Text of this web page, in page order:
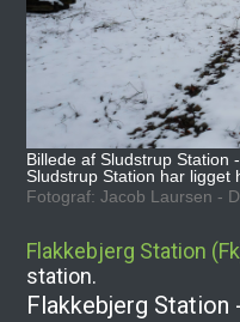
Billede af Sludstrup Station
Sludstrup Station har ligget
Fotograf: Jacob Laursen -
Flakkebjerg Station
station.
Flakkebjerg Station